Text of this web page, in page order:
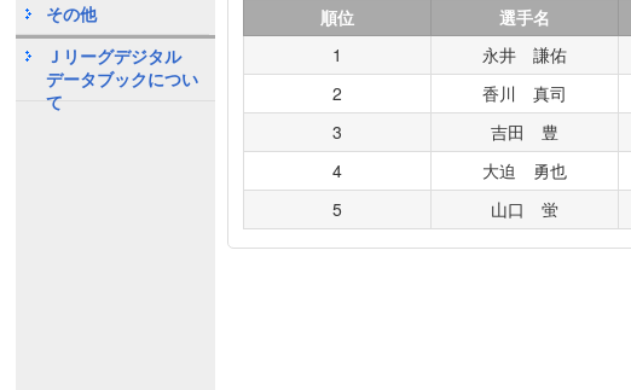
その他
Ｊリーグデジタル
データブックについ
て
順位 選手名
1
永井 謙佑
2
香川 真司
3
吉田 豊
4
大迫 勇也
5
山口 蛍